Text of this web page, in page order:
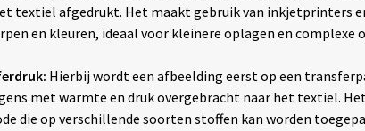
textiel afgedrukt. Het maakt gebruik van inkjetprinters
en kleuren, ideaal voor kleinere oplagen en complexe
Hierbij wordt een afbeelding eerst op een
met warmte en druk overgebracht naar het textiel.
die op verschillende soorten stoffen kan worden